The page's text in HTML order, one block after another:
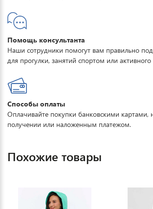
Помощь консультанта
Наши сотрудники помогут вам правильно
для прогулки, занятий спортом или
Способы оплаты
Оплачивайте покупки банковскими
получении или наложенным платежом.
Похожие товары